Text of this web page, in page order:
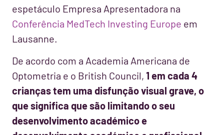
espetáculo Empresa Apresentadora na
Conferência MedTech Investing Europe em
Lausanne.
De acordo com a Academia Americana de
Optometria e o British Council, 1 em cada 4
crianças tem uma disfunção visual grave, o
que significa que são limitando o seu
desenvolvimento académico e